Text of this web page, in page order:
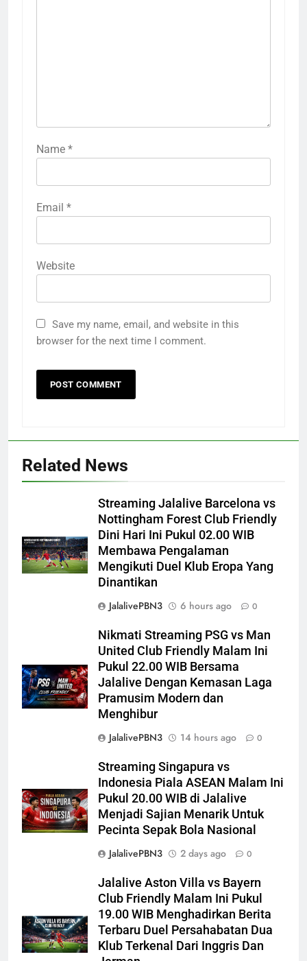
Name *
Email *
Website
Save my name, email, and website in this
browser for the next time I comment.
Related News
Streaming Jalalive Barcelona vs
Nottingham Forest Club Friendly
Dini Hari Ini Pukul 02.00 WIB
Membawa Pengalaman
Mengikuti Duel Klub Eropa Yang
Dinantikan
JalalivePBN3
6 hours ago 0
Nikmati Streaming PSG vs Man
United Club Friendly Malam Ini
Pukul 22.00 WIB Bersama
Jalalive Dengan Kemasan Laga
Pramusim Modern dan
Menghibur
JalalivePBN3
14 hours ago 0
Streaming Singapura vs
Indonesia Piala ASEAN Malam Ini
Pukul 20.00 WIB di Jalalive
Menjadi Sajian Menarik Untuk
Pecinta Sepak Bola Nasional
JalalivePBN3
2 days ago 0
Jalalive Aston Villa vs Bayern
Club Friendly Malam Ini Pukul
19.00 WIB Menghadirkan Berita
Terbaru Duel Persahabatan Dua
Klub Terkenal Dari Inggris Dan